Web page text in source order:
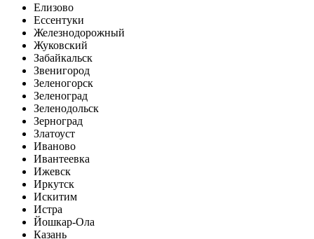
Елизово
Ессентуки
Железнодорожный
Жуковский
Забайкальск
Звенигород
Зеленогорск
Зеленоград
Зеленодольск
Зерноград
Златоуст
Иваново
Ивантеевка
Ижевск
Иркутск
Искитим
Истра
Йошкар-Ола
Казань